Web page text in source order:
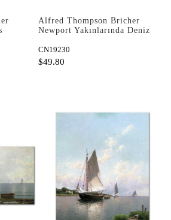
Alfred Thompson Bricher
Newport Yakınlarında Deniz
CN19230
$49.80